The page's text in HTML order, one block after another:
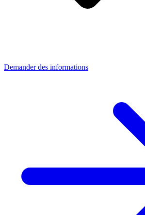
Demander des informations